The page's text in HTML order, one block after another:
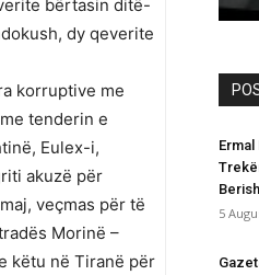
bërtasin ditë-
dy qeverite
korruptive me
tenderin e
Eulex-i,
akuzë për
veçmas për të
Morinë –
këtu në Tiranë për
5